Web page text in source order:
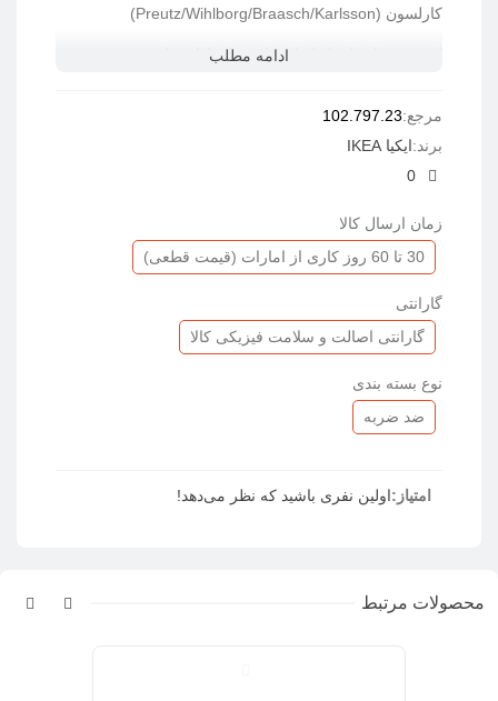
کارلسون (Preutz/Wihlborg/Braasch/Karlsson)
این محصول را قبل از استفاده برای اولین بار بشویید.
ادامه مطلب
مرجع:102.797.23
برند:ایکیا IKEA
0
زمان ارسال کالا
30 تا 60 روز کاری از امارات (قیمت قطعی)
گارانتی
گارانتی اصالت و سلامت فیزیکی کالا
نوع بسته بندی
ضد ضربه
امتیاز:اولین نفری باشید که نظر می‌دهد!
محصولات مرتبط